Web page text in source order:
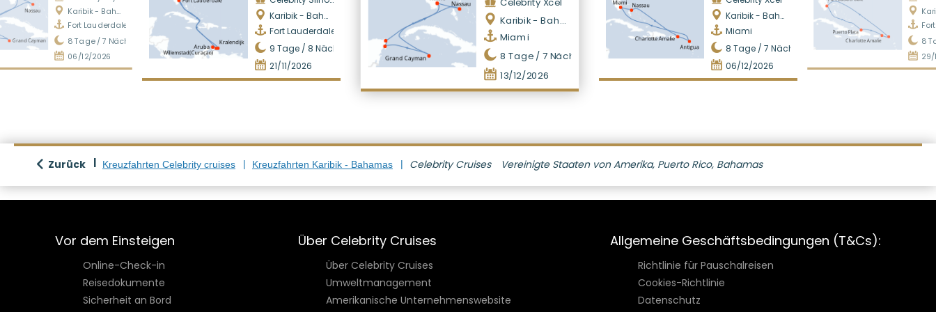
Karibik - Bahamas
Fort Lauderdale
8Tage /7 Nächte
06/12/2026
Karibik - Bahamas
Fort Lauderdale
9 Tage / 8 Nächte
21/11/2026
Karibik - Bahamas
Miami
8 Tage / 7 Nächte
13/12/2026
Karibik - Bahamas
Miami
8 Tage /7 Nächte
06/12/2026
8
29/
Zurück Kreuzfahrten Celebrity cruises Kreuzfahrten Karibik - Bahamas Celebrity Cruises Vereinigte Staaten von Amerika, Puerto Rico, Bahamas
Vor dem Einsteigen
Online-Check-in
Reisedokumente
Sicherheit an Bord
Über Celebrity Cruises
Über Celebrity Cruises
Umweltmanagement
Amerikanische Unternehmenswebsite
Allgemeine Geschäftsbedingungen (T&Cs):
Richtlinie für Pauschalreisen
Cookies-Richtlinie
Datenschutz